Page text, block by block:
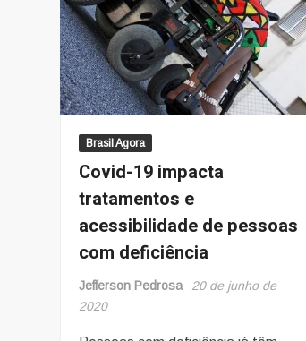
Brasil Agora
Covid-19 impacta
tratamentos e
acessibilidade de pessoas
com deficiência
Jefferson Pedrosa
20 de junho de
2020